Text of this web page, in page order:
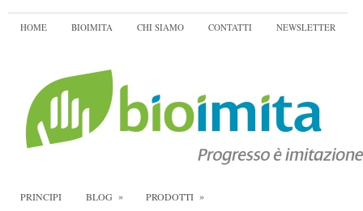
HOME BIOIMITA CHI SIAMO CONTATTI NEWSLETTER
PRINCIPI BLOG » PRODOTTI »